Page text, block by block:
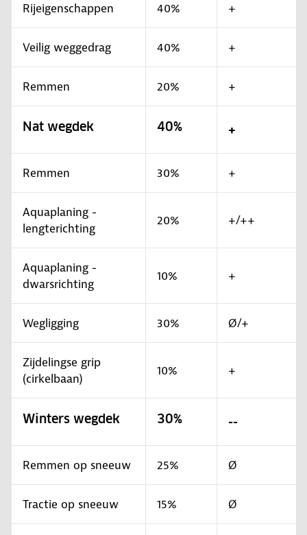
Rijeigenschappen 40% +
Veilig weggedrag 40% +
Remmen 20% +
Nat wegdek 40% +
Remmen 30% +
Aquaplaning -
lengterichting
20% +/++
Aquaplaning -
dwarsrichting
10% +
Wegligging 30% Ø/+
Zijdelingse grip
(cirkelbaan)
10% +
Winters wegdek 30% --
Remmen op sneeuw 25% Ø
Tractie op sneeuw 15% Ø